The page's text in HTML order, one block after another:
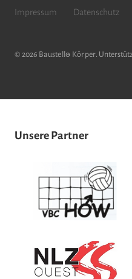
Impressum Datenschutz
© 2026 Baustellǝ Körper.
Unsere Partner